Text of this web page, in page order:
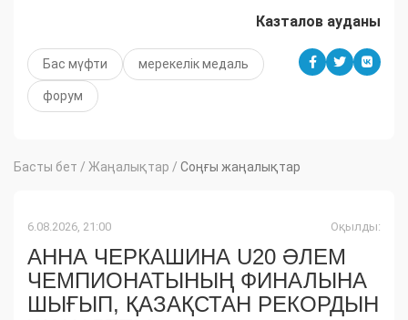
Казталов ауданы
Бас мүфти мерекелік медаль
форум
Басты бет / Жаңалықтар / Соңғы жаңалықтар
6.08.2026, 21:00 Оқылды:
АННА ЧЕРКАШИНА U20 ӘЛЕМ
ЧЕМПИОНАТЫНЫҢ ФИНАЛЫНА
ШЫҒЫП, ҚАЗАҚСТАН РЕКОРДЫН